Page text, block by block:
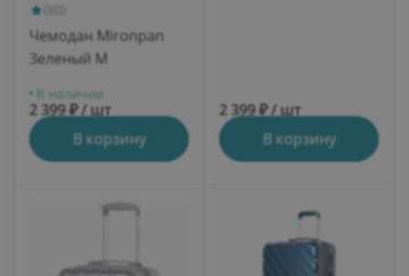
0(0)
Чемодан Mironpan
Зеленый M
В наличии
2 399 ₽ / шт
В корзину
2 399 ₽ / шт
В корзину